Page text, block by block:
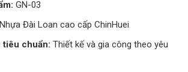
GN-03
Nhựa Đài Loan cao cấp ChinHuei
tiêu chuẩn: Thiết kế và gia công theo yêu